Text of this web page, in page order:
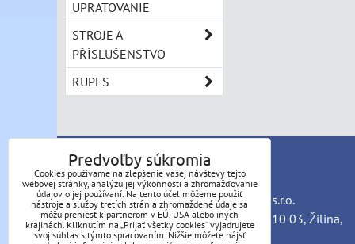
UPRATOVANIE
STROJE A
PŘÍSLUŠENSTVO
RUPES
KONTAKT
Autokozmetika Porzelack SK, T.A. auto s.r.o.
Cesta k vodojemu 1166/48, Budatín, 010 03, Žilina,
IČO: 54 628 008, DIČ: 2121741446,
Predvoľby súkromia
Cookies používame na zlepšenie vašej návštevy tejto
webovej stránky, analýzu jej výkonnosti a zhromažďovanie
údajov o jej používaní. Na tento účel môžeme použiť
nástroje a služby tretích strán a zhromaždené údaje sa
môžu preniesť k partnerom v EÚ, USA alebo iných
krajinách. Kliknutím na „Prijať všetky cookies“ vyjadrujete
svoj súhlas s týmto spracovaním. Nižšie môžete nájsť